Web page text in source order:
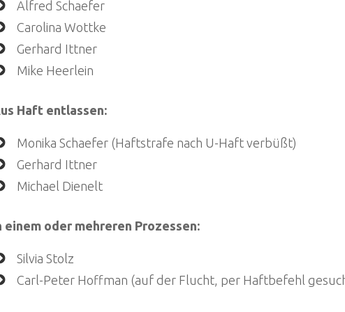
Alfred Schaefer
Carolina Wottke
Gerhard Ittner
Mike Heerlein
Haft entlassen:
Monika Schaefer (Haftstrafe nach U-Haft verbüßt)
Gerhard Ittner
Michael Dienelt
einem oder mehreren Prozessen:
Silvia Stolz
Carl-Peter Hoffman (auf der Flucht, per Haftbefehl